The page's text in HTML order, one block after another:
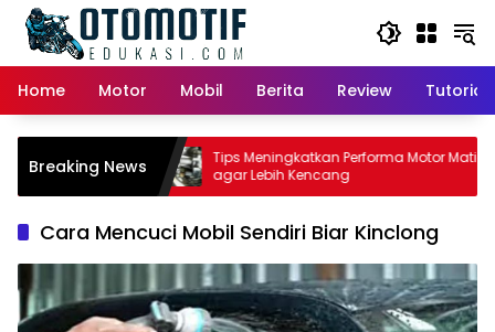
content
Home
Motor Mobil Berita Review Tutorial
Breaking News
Matic:
Pemilik
Tips Meningkatkan Performa Motor Matic
agar Lebih Kencang
Cara Mencuci Mobil Sendiri Biar Kinclong